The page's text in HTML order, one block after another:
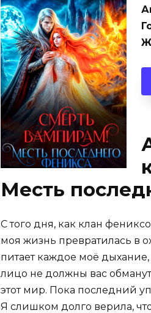
Месть
С того дня, как клан
моя жизнь превратилась в
питает каждое моё
лицо не должны вас
этот мир. Пока последний
Я слишком долго верила,